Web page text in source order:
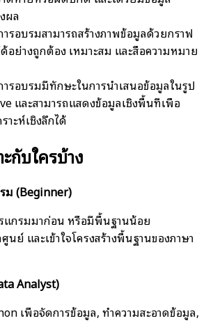
ผล
ารอบรมสามารถสร้างภาพข้อมูลด้วยกราฟ
อย่างถูกต้อง เหมาะสม และสื่อความหมาย
ารอบรมมีทักษะในการนำเสนอข้อมูลในรูป
และสามารถแสดงข้อมูลเชิงพื้นที่เพื่อ
าะห์เชิงลึกได้
กับใครบ้าง
ม (Beginner)
แกรมมาก่อน หรือมีพื้นฐานน้อย
นย์ และเข้าใจโครงสร้างพื้นฐานของภาษา
Analyst)
เพื่อจัดการข้อมูล, ทำความสะอาดข้อมูล,